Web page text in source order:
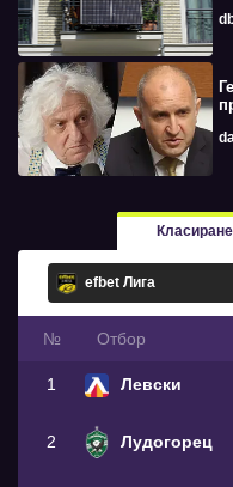
Класиране
№ Oтбор
1 Левски
2 Лудогорец